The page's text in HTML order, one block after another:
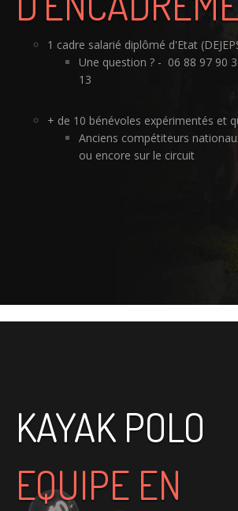
1 cadre salarié diplômé d'Etat
Une question ? - 06 88 97 90
13
+ de 10 bénévoles expérimentés et
Anciens compétiteurs
ou encore sur le circuit
KAYAK POLO
EQUIPE EN